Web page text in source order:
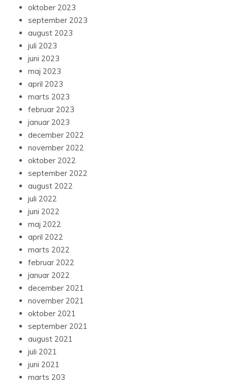
oktober 2023
september 2023
august 2023
juli 2023
juni 2023
maj 2023
april 2023
marts 2023
februar 2023
januar 2023
december 2022
november 2022
oktober 2022
september 2022
august 2022
juli 2022
juni 2022
maj 2022
april 2022
marts 2022
februar 2022
januar 2022
december 2021
november 2021
oktober 2021
september 2021
august 2021
juli 2021
juni 2021
marts 203